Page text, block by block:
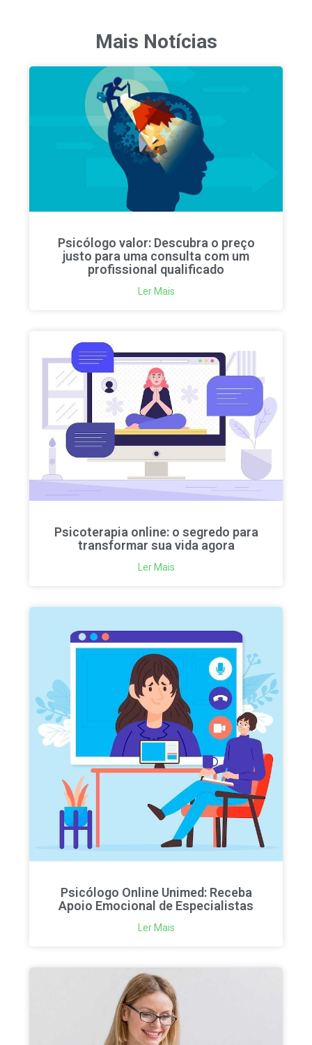
Mais Notícias
Psicólogo valor: Descubra o preço
justo para uma consulta com um
profissional qualificado
Ler Mais
Psicoterapia online: o segredo para
transformar sua vida agora
Ler Mais
Psicólogo Online Unimed: Receba
Apoio Emocional de Especialistas
Ler Mais